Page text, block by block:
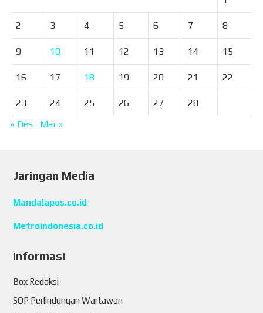
2 3 4 5 6 7 8
9 10 11 12 13 14 15
16 17 18 19 20 21 22
23 24 25 26 27
28
« Des
Mar »
Jaringan Media
Mandalapos.co.id
Metroindonesia.co.id
Informasi
Box Redaksi
SOP Perlindungan Wartawan